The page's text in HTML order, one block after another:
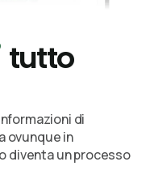
tutto
di
ovunque in
diventa un processo